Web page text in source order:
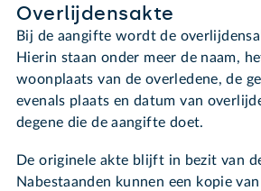
Overlijdensakte
Bij de aangifte wordt de
Hierin staan onder meer de naam,
woonplaats van de overledene, de
evenals plaats en datum van
degene die de aangifte doet.
De originele akte blijft in bezit van
Nabestaanden kunnen een kopie